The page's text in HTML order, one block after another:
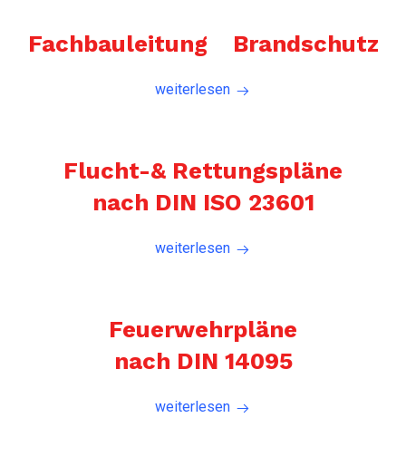
Fachbauleitung Brandschutz
weiterlesen
Flucht-& Rettungspläne
nach DIN ISO 23601
weiterlesen
Feuerwehrpläne
nach DIN 14095
weiterlesen